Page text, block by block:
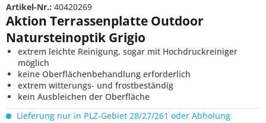
Artikel-Nr.: 40420269
Aktion Terrassenplatte Outdoor
Natursteinoptik Grigio
extrem leichte Reinigung, sogar mit Hochdruckreiniger
möglich
keine Oberflächenbehandlung erforderlich
extrem witterungs- und frostbeständig
kein Ausbleichen der Oberfläche
Lieferung nur in PLZ-Gebiet 28/27/261 oder Abholung